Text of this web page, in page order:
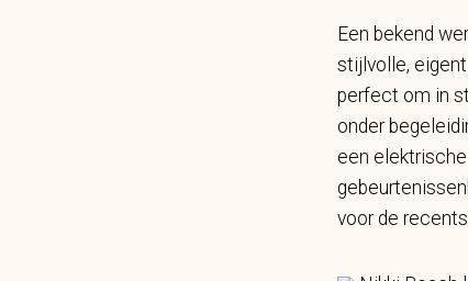
Een bekend
stijlvolle,
perfect om in
onder
een
voor de